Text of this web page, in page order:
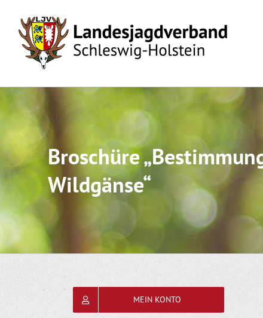
content
Broschüre
Wildgänse“
MEIN KONTO